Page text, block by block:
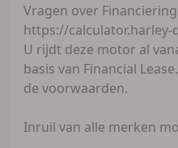
Vragen over
https://
U rijdt deze motor al
basis van Financial
de voorwaarden.
Inruil van alle merken